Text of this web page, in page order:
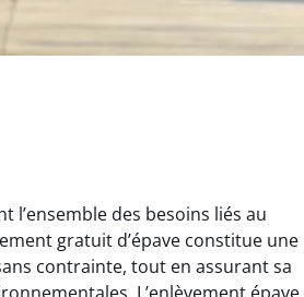
l’ensemble des besoins liés au
gratuit d’épave constitue une
contrainte, tout en assurant sa